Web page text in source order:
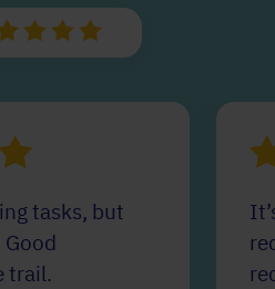
tasks, but
trail.